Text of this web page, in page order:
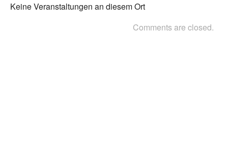
Keine Veranstaltungen an diesem Ort
Comments are closed.